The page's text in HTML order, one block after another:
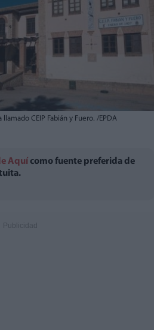
CEIP Fabián y Fuero. /EPDA
Aquí como fuente preferida de